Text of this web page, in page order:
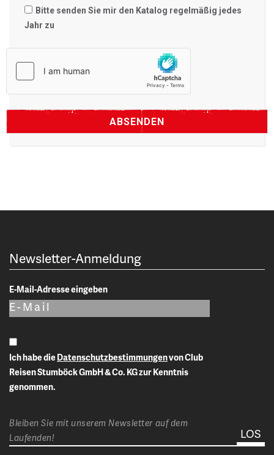
Bitte senden Sie mir den Katalog regelmäßig jedes
Jahr zu
Newsletter-Anmeldung
E-Mail-Adresse eingeben
Ich habe dieDatenschutzbestimmungen
Reisen Stumböck GmbH & Co. KG zur Kenntnis
genommen.
Bleiben Sie mit unserem Newsletter auf dem
Laufenden!